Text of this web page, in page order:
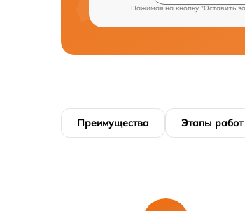
Нажимая на кнопку "Оставить
Преимущества Этапы работ